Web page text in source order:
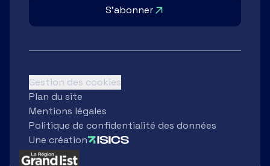
S'abonner
Une création
Gestion des cookies
Plan du site
Mentions légales
Politique de confidentialité des données
Partenaires
Région Grand Est